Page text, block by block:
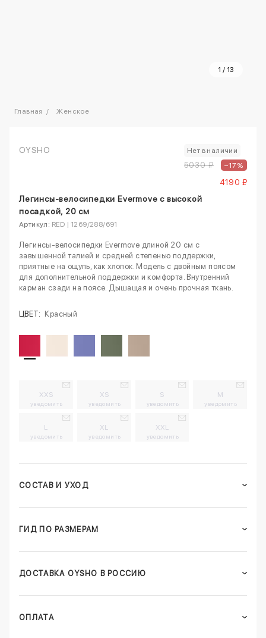
1 / 13
Главная Женское
OYSHO Нет в наличии
5030 ₽ –17%
4190 ₽
Легинсы-велосипедки Evermove с высокой
посадкой, 20 см
Артикул: RED | 1269/288/691
Легинсы-велосипедки Evermove длиной 20 см с
завышенной талией и средней степенью поддержки,
приятные на ощупь, как хлопок. Модель с двойным поясом
для дополнительной поддержки и комфорта. Внутренний
карман сзади на поясе. Дышащая и очень прочная ткань.
ЦВЕТ: Красный
XXS
уведомить
XS
уведомить
S
уведомить
M
уведомить
L
уведомить
XL
уведомить
XXL
уведомить
СОСТАВ И УХОД
ГИД ПО РАЗМЕРАМ
ДОСТАВКА OYSHO В РОССИЮ
ОПЛАТА